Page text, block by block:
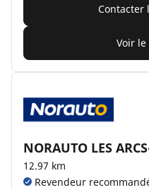
Contacter
Voir
NORAUTO LES
12.97 km
Revendeur